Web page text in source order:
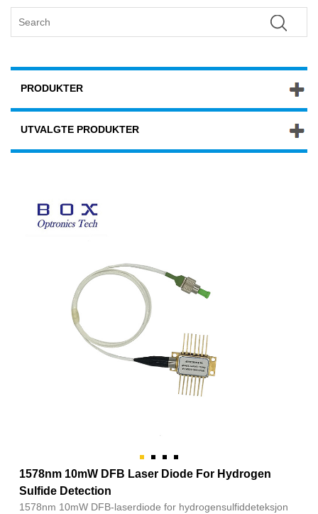
PRODUKTER
UTVALGTE PRODUKTER
1578nm 10mW DFB Laser Diode For Hydrogen
Sulfide Detection
1578nm 10mW DFB-laserdiode for hydrogensulfiddeteksjon